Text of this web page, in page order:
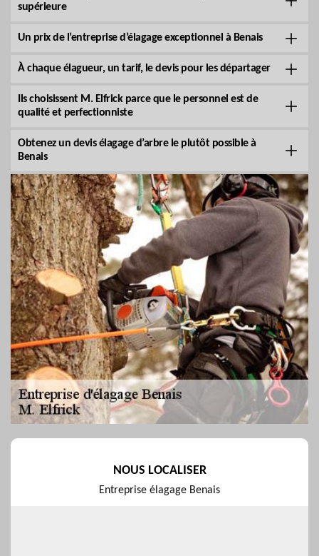
supérieure
Un prix de l’entreprise d’élagage exceptionnel à Benais
À chaque élagueur, un tarif, le devis pour les départager
Ils choisissent M. Elfrick parce que le personnel est de
qualité et perfectionniste
Obtenez un devis élagage d’arbre le plutôt possible à
Benais
NOUS LOCALISER
Entreprise élagage Benais